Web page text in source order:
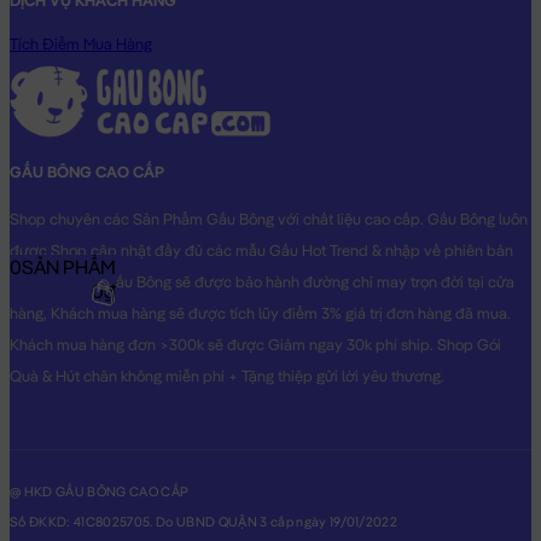
Gối mền chim cánh cụt
dành cho người thân yêu của bạn!
Hình ảnh Gối mền chim cánh cụt, hình ảnh này là hình THẬT do
Shop TỰ CHỤP.
Tích Điểm Mua Hàng
GẤU BÔNG CAO CẤP
Shop chuyên các Sản Phẩm Gấu Bông với chất liệu cao cấp. Gấu Bông luôn
được Shop cập nhật đầy đủ các mẫu Gấu Hot Trend & nhập về phiên bản
Original nhất. Gấu Bông sẽ được bảo hành đường chỉ may trọn đời tại cửa
hàng, Khách mua hàng sẽ được tích lũy điểm 3% giá trị đơn hàng đã mua.
Khách mua hàng đơn >300k sẽ được Giảm ngay 30k phí ship. Shop Gói
Quà & Hút chân không miễn phí + Tặng thiệp gửi lời yêu thương.
@ HKD GẤU BÔNG CAO CẤP
Số ĐKKD: 41C8025705. Do UBND QUẬN 3 cấp ngày 19/01/2022
0SẢN PHẨM
0₫